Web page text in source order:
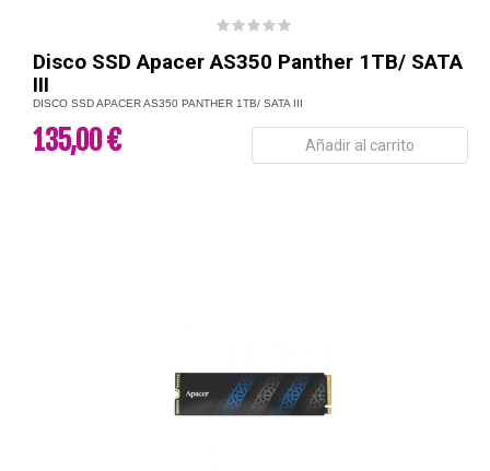
Disco SSD Apacer AS350 Panther 1TB/ SATA
III
DISCO SSD APACER AS350 PANTHER 1TB/ SATA III
135,00 € Añadir al carrito